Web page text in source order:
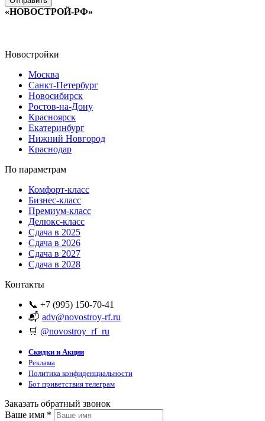
«НОВОСТРОЙ-РФ»
Новостройки
Москва
Санкт-Петербург
Новосибирск
Ростов-на-Дону
Красноярск
Екатеринбург
Нижний Новгород
Краснодар
По параметрам
Комфорт-класс
Бизнес-класс
Премиум-класс
Делюкс-класс
Сдача в 2025
Сдача в 2026
Сдача в 2027
Сдача в 2028
Контакты
📞 +7 (995) 150-70-41
📬 adv@novostroy-rf.ru
🛒 @novostroy_rf_ru
Скидки и Акции
Реклама
Политика конфиденциальности
Бот приветствия телеграм
Заказать обратный звонок
Ваше имя *